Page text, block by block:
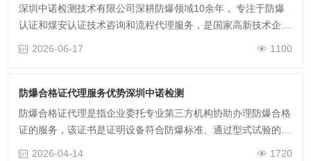
深圳中诺检测技术有限公司深耕防爆领域10余年， 专注于防爆
认证和煤安认证技术咨询和流程代理服务，是国家高新技术企
业，深圳市专精特新企业，中国电器工业协会防爆电器分会会员
单位，可提供防爆合格证全流程代理……
2026-06-17 1100
防爆合格证代理服务优势深圳中诺检测
防爆合格证代理是指企业委托专业第三方机构协助办理防爆合格
证的服务，该证书是证明设备符合防爆标准、通过型式试验的强
制性认证文件，‌有效期通常为 5 年‌。通过代理机构办理，企业可
2026-04-14 1720